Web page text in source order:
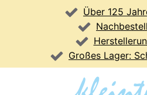
Über 125
Großes Lager: